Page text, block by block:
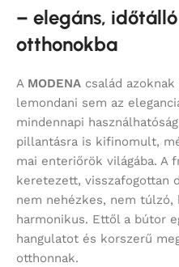
– elegáns,
otthonokba
A MODENA család
lemondani sem az
mindennapi
pillantásra is kifinomult,
mai enteriőrök világába. A
keretezett, visszafogottan
nem nehézkes, nem
harmonikus. Ettől a bútor
hangulatot és korszerű
otthonnak.